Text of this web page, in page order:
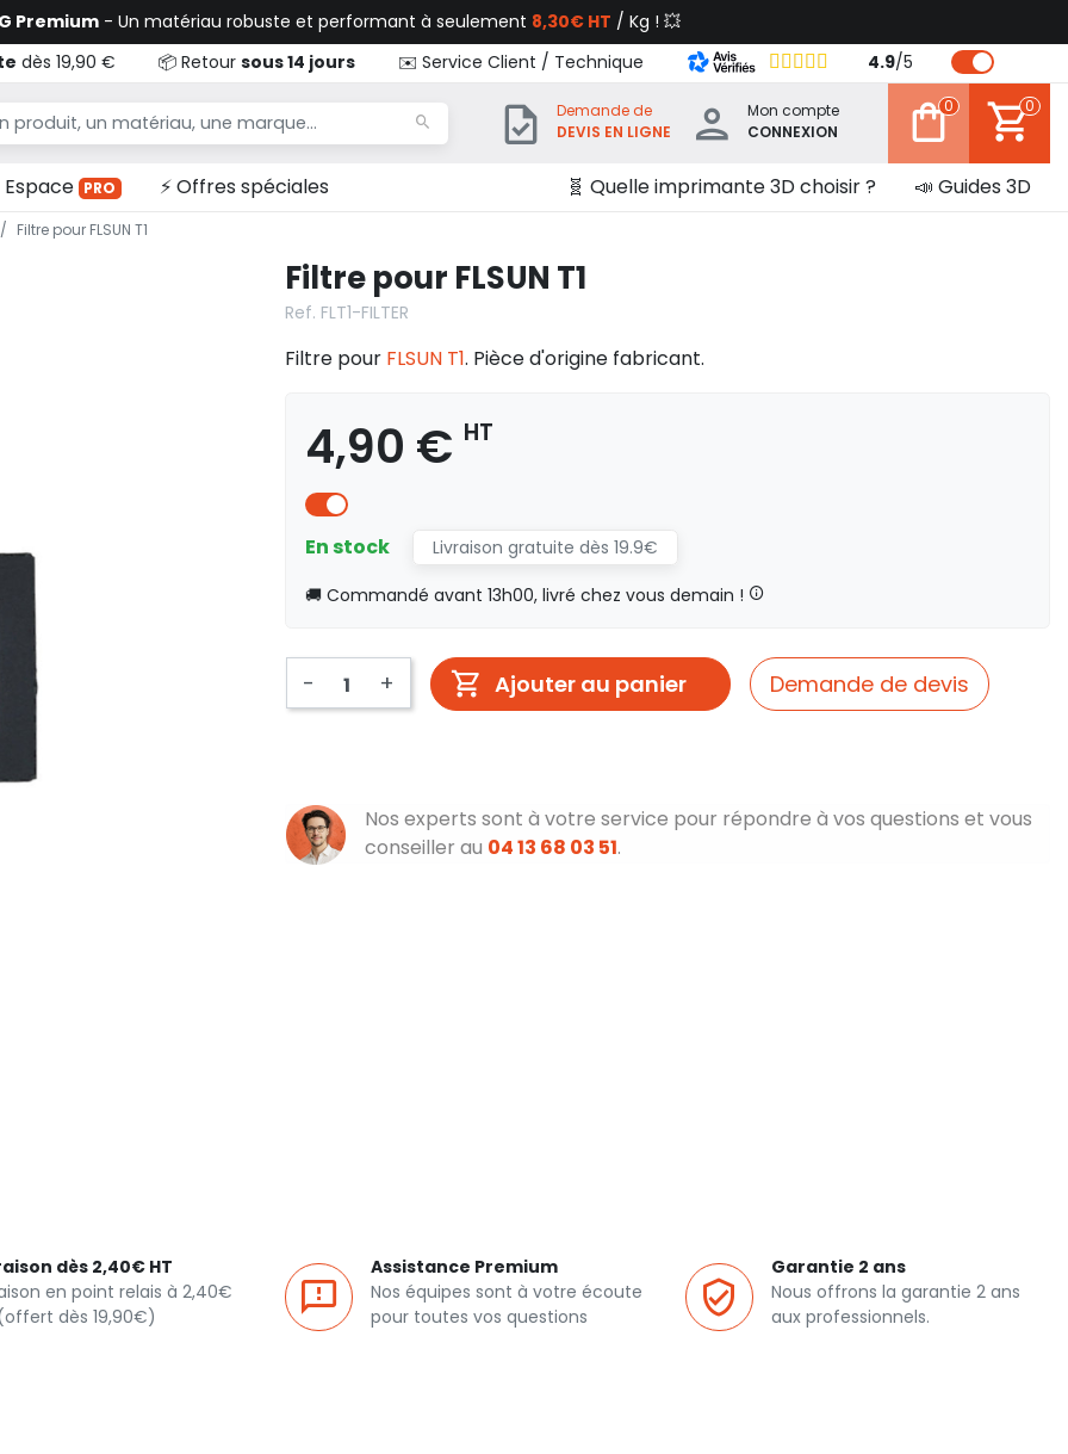
Premium - Un matériau robuste et performant à seulement 8,30€ HT / Kg ! 💥
dès 19,90 € 📦 Retour sous 14 jours ✉️ Service Client / Technique 4.9/5
Demande de
DEVIS EN LIGNE
Mon compte
CONNEXION
0 0
Espace PRO ⚡ Offres spéciales 🧬 Quelle imprimante 3D choisir ? 📣 Guides 3D
Filtre pour FLSUN T1
Filtre pour FLSUN T1
Ref. FLT1-FILTER
Filtre pour FLSUN T1. Pièce d'origine fabricant.
4,90 € HT
En stock
Livraison gratuite dès 19.9€
🚚 Commandé avant 13h00, livré chez vous demain !
- + Ajouter au panier Demande de devis
Nos experts sont à votre service pour répondre à vos questions et vous
conseiller au 04 13 68 03 51.
dès 2,40€ HT
en point relais à 2,40€
dès 19,90€)
Assistance Premium
Nos équipes sont à votre écoute
pour toutes vos questions
Garantie 2 ans
Nous offrons la garantie 2 ans
aux professionnels.